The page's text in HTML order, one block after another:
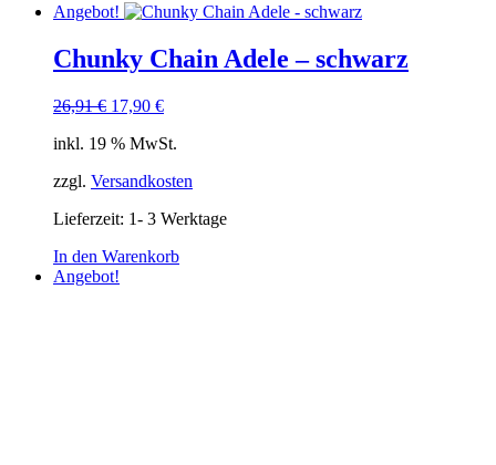
Angebot!
Chunky Chain Adele – schwarz
26,91€ Ursprünglicher
war:
17,90 €Aktueller
ist:
inkl. 19 % MwSt.
zzgl. Versandkosten
Lieferzeit: 1- 3 Werktage
In den Warenkorb
Angebot!